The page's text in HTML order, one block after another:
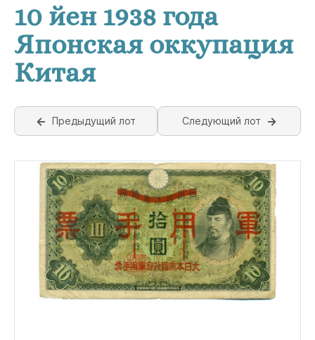
10 йен 1938 года
Японская оккупация
Китая
Предыдущий лот Следующий лот